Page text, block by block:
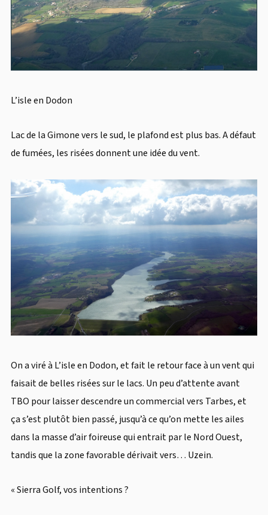
L’isle en Dodon
Lac de la Gimone vers le sud, le plafond est plus bas. A défaut
de fumées, les risées donnent une idée du vent.
On a viré à L’isle en Dodon, et fait le retour face à un vent qui
faisait de belles risées sur le lacs. Un peu d’attente avant
TBO pour laisser descendre un commercial vers Tarbes, et
ça s’est plutôt bien passé, jusqu’à ce qu’on mette les ailes
dans la masse d’air foireuse qui entrait par le Nord Ouest,
tandis que la zone favorable dérivait vers… Uzein.
« Sierra Golf, vos intentions ?